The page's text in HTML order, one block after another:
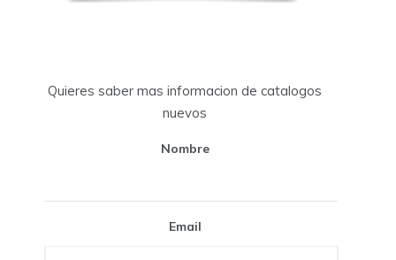
Quieres saber mas informacion de catalogos
nuevos
Nombre
Email